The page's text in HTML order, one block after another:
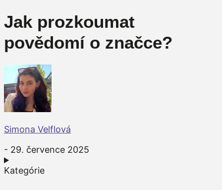
Jak prozkoumat
povědomí o značce?
Simona Velflová
- 29. července 2025
Kategórie